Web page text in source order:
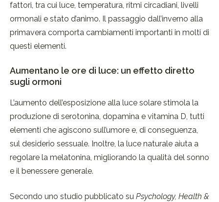
fattori, tra cui luce, temperatura, ritmi circadiani, livelli
ormonali e stato d’animo. Il passaggio dall’inverno alla
primavera comporta cambiamenti importanti in molti di
questi elementi.
Aumentano le ore di luce: un effetto diretto
sugli ormoni
L’aumento dell’esposizione alla luce solare stimola la
produzione di serotonina, dopamina e vitamina D, tutti
elementi che agiscono sull’umore e, di conseguenza,
sul desiderio sessuale. Inoltre, la luce naturale aiuta a
regolare la melatonina, migliorando la qualità del sonno
e il benessere generale.
Secondo uno studio pubblicato su Psychology, Health &